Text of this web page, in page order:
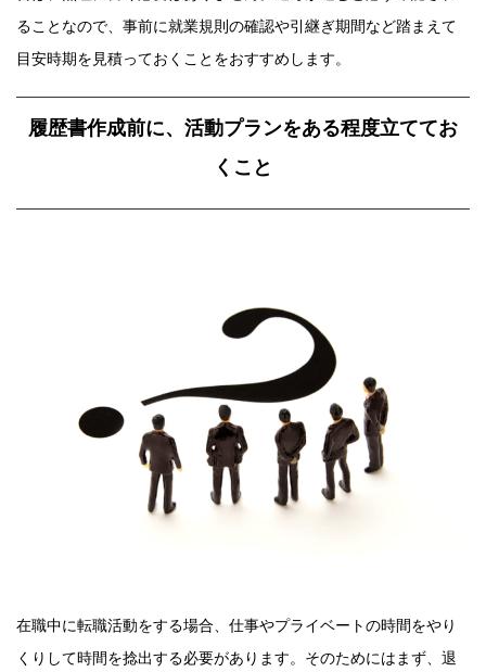
ることなので、事前に就業規則の確認や引継ぎ期間など踏まえて
目安時期を見積っておくことをおすすめします。
履歴書作成前に、活動プランをある程度立ててお
くこと
在職中に転職活動をする場合、仕事やプライベートの時間をやり
くりして時間を捻出する必要があります。そのためにはまず、退